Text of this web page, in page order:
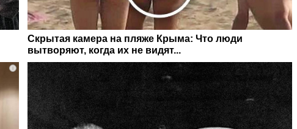
Скрытая камера на пляже Крыма: Что люди
вытворяют, когда их не видят...
i